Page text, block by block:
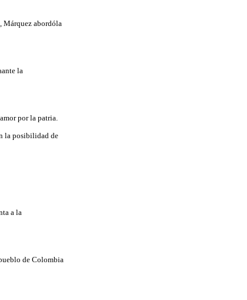
Márquez abordóla
la
por la patria.
la posibilidad de
a la
de Colombia